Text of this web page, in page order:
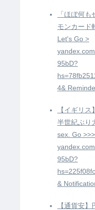
「ほぼ何
モンカード
Let's Go >
95bD?
4&
【イギリ
半世紀ぶり
sex. Go >>>
95bD?
&
【通貨安